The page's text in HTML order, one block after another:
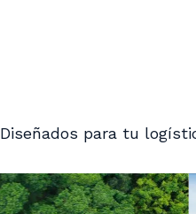
Diseñados para tu